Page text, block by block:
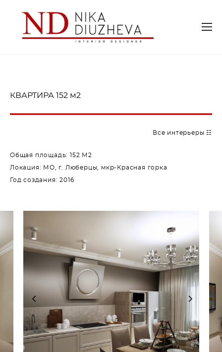
КВАРТИРА 152 м2
Все интерьеры ☷
Общая площадь: 152 М2
Локация: МO, г. Люберцы, мкр-Красная горка
Год создания: 2016